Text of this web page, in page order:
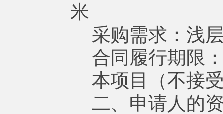
米
采购需求：浅
合同履行期限
本项目（不接
二、申请人的